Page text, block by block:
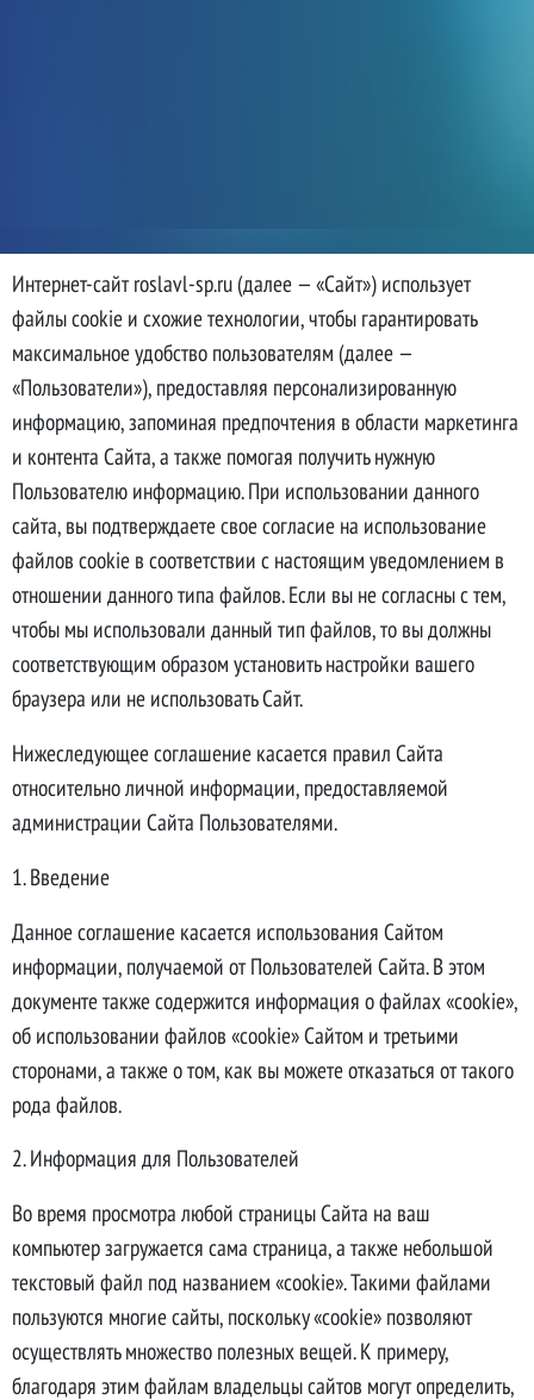
Интернет-сайт roslavl-sp.ru (далее — «Сайт») использует
файлы cookie и схожие технологии, чтобы гарантировать
максимальное удобство пользователям (далее —
«Пользователи»), предоставляя персонализированную
информацию, запоминая предпочтения в области маркетинга
и контента Сайта, а также помогая получить нужную
Пользователю информацию. При использовании данного
сайта, вы подтверждаете свое согласие на использование
файлов cookie в соответствии с настоящим уведомлением в
отношении данного типа файлов. Если вы не согласны с тем,
чтобы мы использовали данный тип файлов, то вы должны
соответствующим образом установить настройки вашего
браузера или не использовать Сайт.
Нижеследующее соглашение касается правил Сайта
относительно личной информации, предоставляемой
администрации Сайта Пользователями.
1. Введение
Данное соглашение касается использования Сайтом
информации, получаемой от Пользователей Сайта. В этом
документе также содержится информация о файлах «cookie»,
об использовании файлов «cookie» Сайтом и третьими
сторонами, а также о том, как вы можете отказаться от такого
рода файлов.
2. Информация для Пользователей
Во время просмотра любой страницы Сайта на ваш
компьютер загружается сама страница, а также небольшой
текстовый файл под названием «cookie». Такими файлами
пользуются многие сайты, поскольку «cookie» позволяют
осуществлять множество полезных вещей. К примеру,
благодаря этим файлам владельцы сайтов могут определить,